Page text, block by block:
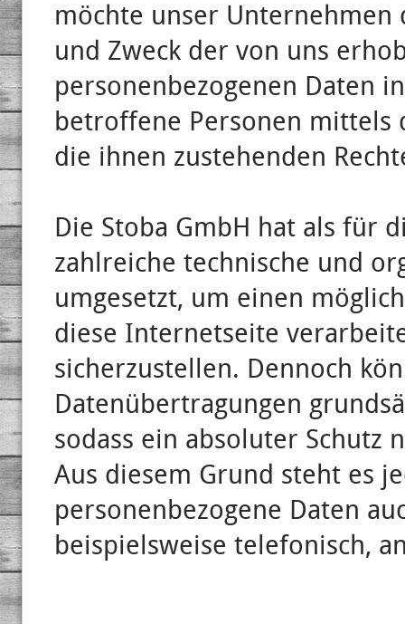
möchte unser
und Zweck der von uns
personenbezogenen Daten
betroffene Personen mittels
die ihnen zustehenden
Die Stoba GmbH hat als für
zahlreiche technische und
umgesetzt, um einen
diese Internetseite
sicherzustellen. Dennoch
Datenübertragungen
sodass ein absoluter Schutz
Aus diesem Grund steht es
personenbezogene Daten
beispielsweise telefonisch,